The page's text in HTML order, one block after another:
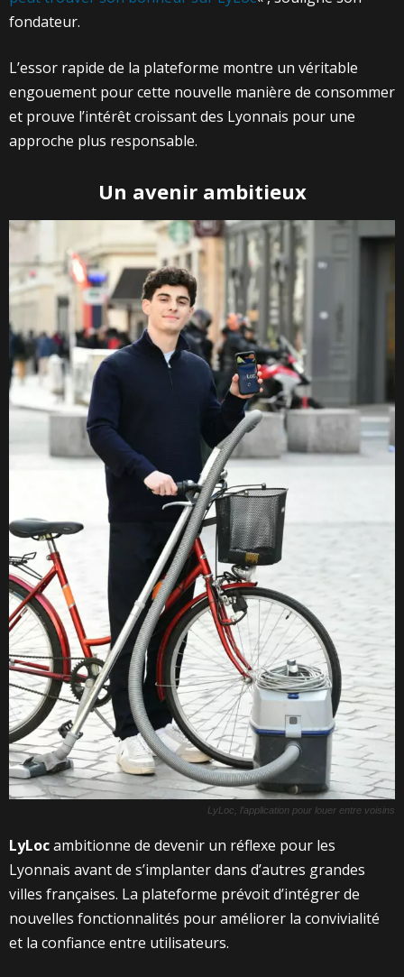
fondateur.
L’essor rapide de la plateforme montre un véritable
engouement pour cette nouvelle manière de consommer
et prouve l’intérêt croissant des Lyonnais pour une
approche plus responsable.
Un avenir ambitieux
LyLoc, l’application pour louer entre voisins
LyLocambitionne de devenir un réflexe pour les
Lyonnais avant de s’implanter dans d’autres grandes
villes françaises. La plateforme prévoit d’intégrer de
nouvelles fonctionnalités pour améliorer la convivialité
et la confiance entre utilisateurs.